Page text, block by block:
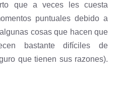
que a veces les cuesta
puntuales debido a
cosas que hacen que
bastante difíciles de
que tienen sus razones).